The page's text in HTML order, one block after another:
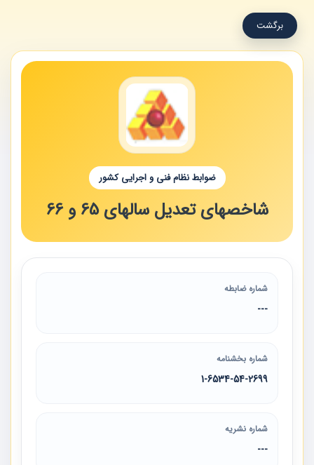
برگشت
ضوابط نظام فنی و اجرایی کشور
شاخصهای تعدیل سالهای 65 و 66
شماره ضابطه
---
شماره بخشنامه
1-6534-54-2699
شماره نشریه
---